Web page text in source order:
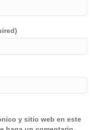
y sitio web en este